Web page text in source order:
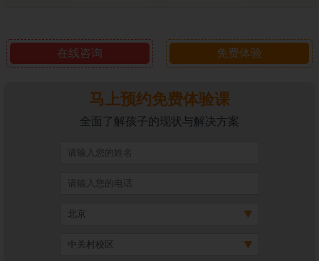
在线咨询 免费体验
马上预约免费体验课
全面了解孩子的现状与解决方案